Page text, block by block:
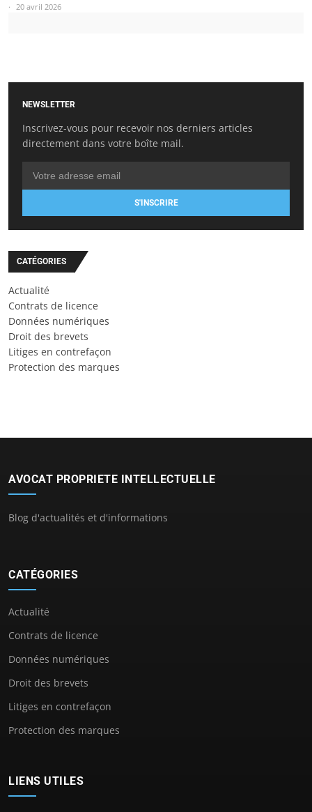
20 avril 2026
NEWSLETTER
Inscrivez-vous pour recevoir nos derniers articles
directement dans votre boîte mail.
S'INSCRIRE
CATÉGORIES
Actualité
Contrats de licence
Données numériques
Droit des brevets
Litiges en contrefaçon
Protection des marques
AVOCAT PROPRIETE INTELLECTUELLE
Blog d'actualités et d'informations
CATÉGORIES
Actualité
Contrats de licence
Données numériques
Droit des brevets
Litiges en contrefaçon
Protection des marques
LIENS UTILES